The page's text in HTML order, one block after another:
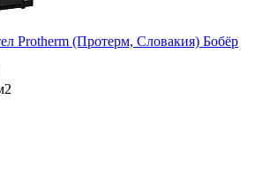
Protherm (Протерм, Словакия) Бобёр